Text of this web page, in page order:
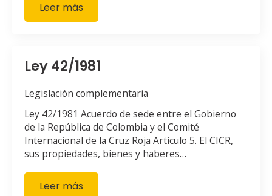
Leer más
Ley 42/1981
Legislación complementaria
Ley 42/1981 Acuerdo de sede entre el Gobierno
de la República de Colombia y el Comité
Internacional de la Cruz Roja Artículo 5. El CICR,
sus propiedades, bienes y haberes…
Leer más